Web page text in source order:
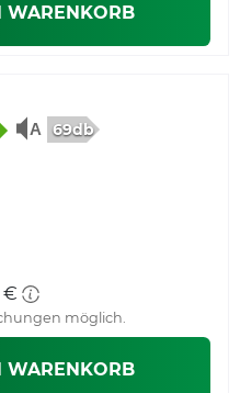
WARENKORB
69db
€
möglich.
WARENKORB